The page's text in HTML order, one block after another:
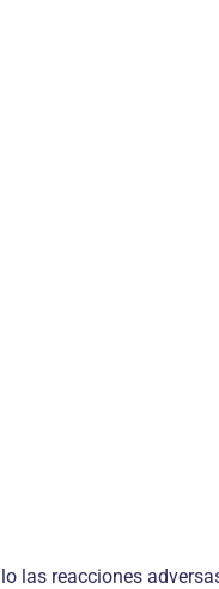
las reacciones